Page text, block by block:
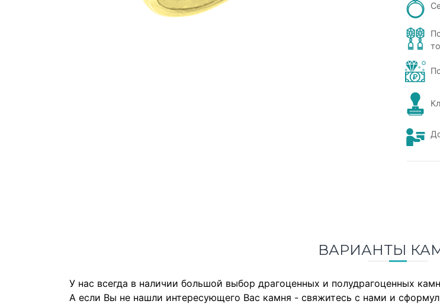
ВАРИАНТЫ
У нас всегда в наличии большой выбор драгоценных и полудрагоценных
А если Вы не нашли интересующего Вас камня - свяжитесь с нами и